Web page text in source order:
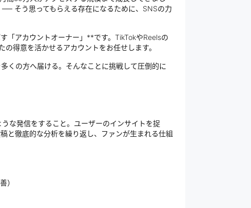
そう思ってもらえる存在になるために、SNSの力
「アカウントオーナー」**です。TikTokやReelsの
得意を活かせるアカウントをお任せします。
くの方へ届ける。そんなことに挑戦して圧倒的に
な発信をすること。ユーザーのインサイトを捉
と徹底的な分析を繰り返し、ファンが生まれる仕組
）